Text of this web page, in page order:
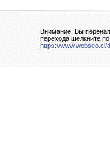
Внимание! Вы
перехода щелкните
https://www.webseo.cl/